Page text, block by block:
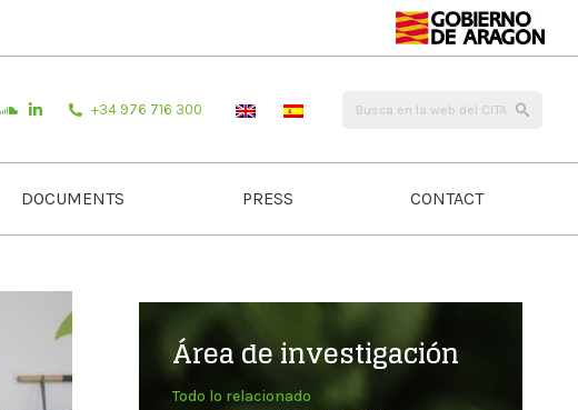
+34 976 716 300
DOCUMENTS PRESS CONTACT
Área de investigación
Todo lo relacionado